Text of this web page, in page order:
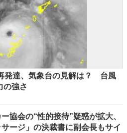
発達、気象台の見解は？ 台風
の強さ
協会の“性的接待”疑惑が拡大、
サージ」の決裁書に副会長もサイ